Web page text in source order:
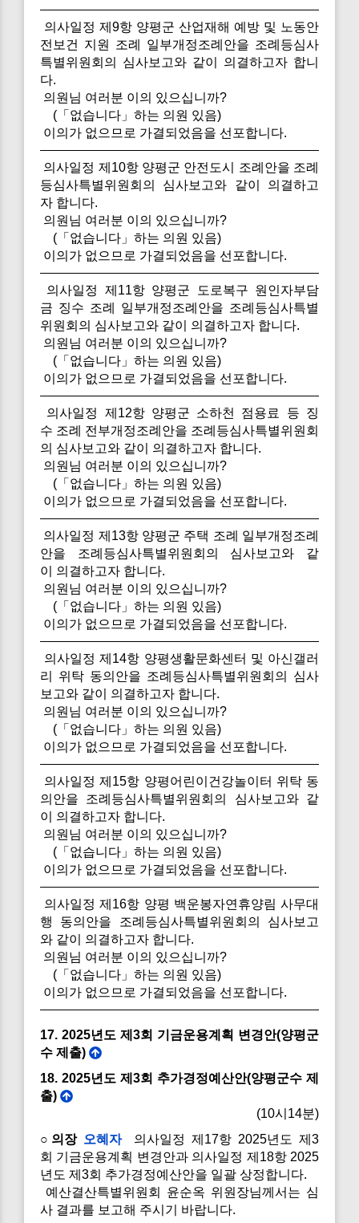
의사일정 제9항 양평군 산업재해 예방 및 노동안
전보건 지원 조례 일부개정조례안을 조례등심사
특별위원회의 심사보고와 같이 의결하고자 합니
다.
의원님 여러분 이의 있으십니까?
(「없습니다」하는 의원 있음)
이의가 없으므로 가결되었음을 선포합니다.
의사일정 제10항 양평군 안전도시 조례안을 조례
등심사특별위원회의 심사보고와 같이 의결하고
자 합니다.
의원님 여러분 이의 있으십니까?
(「없습니다」하는 의원 있음)
이의가 없으므로 가결되었음을 선포합니다.
의사일정 제11항 양평군 도로복구 원인자부담
금 징수 조례 일부개정조례안을 조례등심사특별
위원회의 심사보고와 같이 의결하고자 합니다.
의원님 여러분 이의 있으십니까?
(「없습니다」하는 의원 있음)
이의가 없으므로 가결되었음을 선포합니다.
의사일정 제12항 양평군 소하천 점용료 등 징
수 조례 전부개정조례안을 조례등심사특별위원회
의 심사보고와 같이 의결하고자 합니다.
의원님 여러분 이의 있으십니까?
(「없습니다」하는 의원 있음)
이의가 없으므로 가결되었음을 선포합니다.
의사일정 제13항 양평군 주택 조례 일부개정조례
안을 조례등심사특별위원회의 심사보고와 같
이 의결하고자 합니다.
의원님 여러분 이의 있으십니까?
(「없습니다」하는 의원 있음)
이의가 없으므로 가결되었음을 선포합니다.
의사일정 제14항 양평생활문화센터 및 아신갤러
리 위탁 동의안을 조례등심사특별위원회의 심사
보고와 같이 의결하고자 합니다.
의원님 여러분 이의 있으십니까?
(「없습니다」하는 의원 있음)
이의가 없으므로 가결되었음을 선포합니다.
의사일정 제15항 양평어린이건강놀이터 위탁 동
의안을 조례등심사특별위원회의 심사보고와 같
이 의결하고자 합니다.
의원님 여러분 이의 있으십니까?
(「없습니다」하는 의원 있음)
이의가 없으므로 가결되었음을 선포합니다.
의사일정 제16항 양평 백운봉자연휴양림 사무대
행 동의안을 조례등심사특별위원회의 심사보고
와 같이 의결하고자 합니다.
의원님 여러분 이의 있으십니까?
(「없습니다」하는 의원 있음)
이의가 없으므로 가결되었음을 선포합니다.
17. 2025년도 제3회 기금운용계획 변경안(양평군
수 제출)
18. 2025년도 제3회 추가경정예산안(양평군수 제
출)
(10시14분)
○의장 오혜자의사일정 제17항 2025년도 제3
회 기금운용계획 변경안과 의사일정 제18항 2025
년도 제3회 추가경정예산안을 일괄 상정합니다.
예산결산특별위원회 윤순옥 위원장님께서는 심
사 결과를 보고해 주시기 바랍니다.